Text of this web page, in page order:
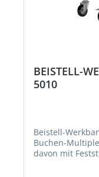
BEISTELL-
5010
Beistell-
Buchen-Multiplexplatte
davon mit